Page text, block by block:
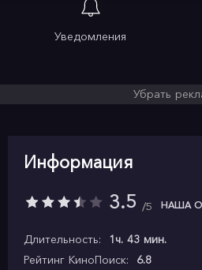
Уведомления
Убрать
Информация
3.5 5 НАША
Длительность:
1ч. 43 мин.
Рейтинг КиноПоиск:
6.8